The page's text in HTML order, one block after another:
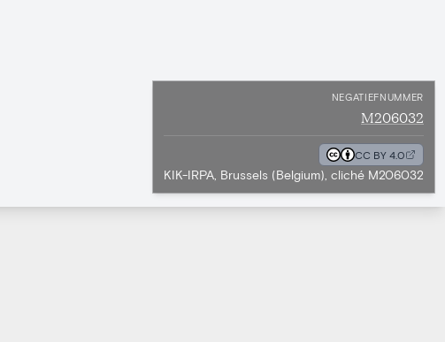
NEGATIEFNUMMER
M206032
CC BY 4.0
KIK-IRPA, Brussels (Belgium), cliché M206032